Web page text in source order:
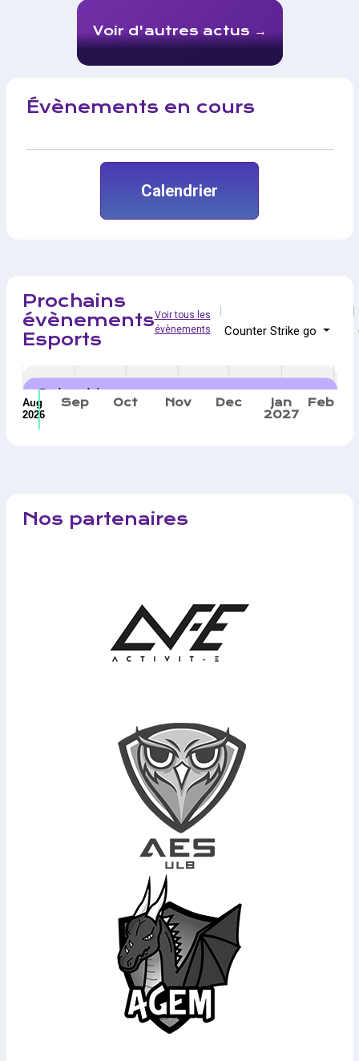
Voir d'autres actus
Évènements en cours
Calendrier
Prochains
évènements
Esports
Voir tous les
évènements
Counter Strike go
Aug
2026
Sep Oct Nov Dec Jan
2027
Feb
Calendrier
Nos partenaires